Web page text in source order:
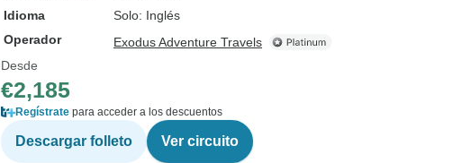
Idioma
Solo: Inglés
Operador
Exodus Adventure Travels
Desde
€2,185
Regístrate para acceder a los descuentos
Descargar folleto Ver circuito